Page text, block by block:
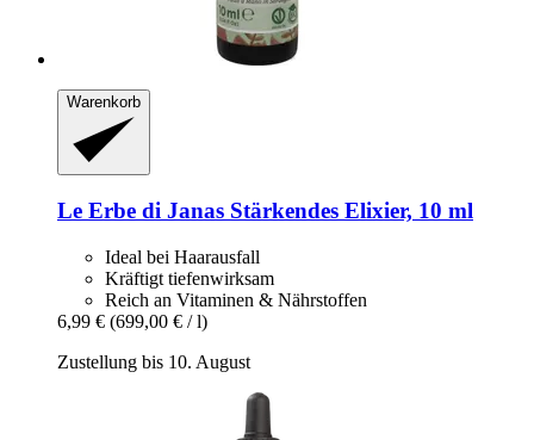
Warenkorb
Le Erbe di Janas Stärkendes Elixier, 10 ml
Ideal bei Haarausfall
Kräftigt tiefenwirksam
Reich an Vitaminen & Nährstoffen
6,99 € (699,00 € / l)
Zustellung bis 10. August